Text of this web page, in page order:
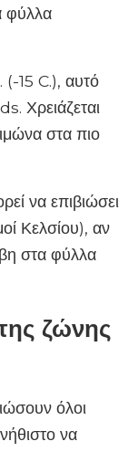
φύλλα
15 C.), αυτό
Χρειάζεται
στα πιο
να επιβιώσει
Κελσίου), αν
στα φύλλα
ζώνης
όλοι
να